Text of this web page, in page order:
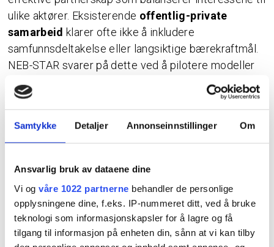
Samtykke Detaljer Annonseinnstillinger Om
Ansvarlig bruk av dataene dine
Vi og våre 1022 partnerne behandler de personlige
opplysningene dine, f.eks. IP-nummeret ditt, ved å bruke
teknologi som informasjonskapsler for å lagre og få
tilgang til informasjon på enheten din, sånn at vi kan tilby
ulike aktører. Eksisterende offentlig-private
samarbeid klarer ofte ikke å inkludere
samfunnsdeltakelse eller langsiktige bærekraftmål.
NEB-STAR svarer på dette ved å pilotere modeller
som integrerer finansiell levedyktighet med bred
samfunnsverdi.
Denne leveransen gir tilleggsinformasjon om
finansielle og partnerskapsmodeller, med et spesielt
Pedersgataer en kulturelt mangfoldig og historisk
viktig gate som gjennomgår raske endringer.
Gjennom NEB-STAR har vi utforsket hvordan
finansielle- og partnerskapsmodeller kan støtte